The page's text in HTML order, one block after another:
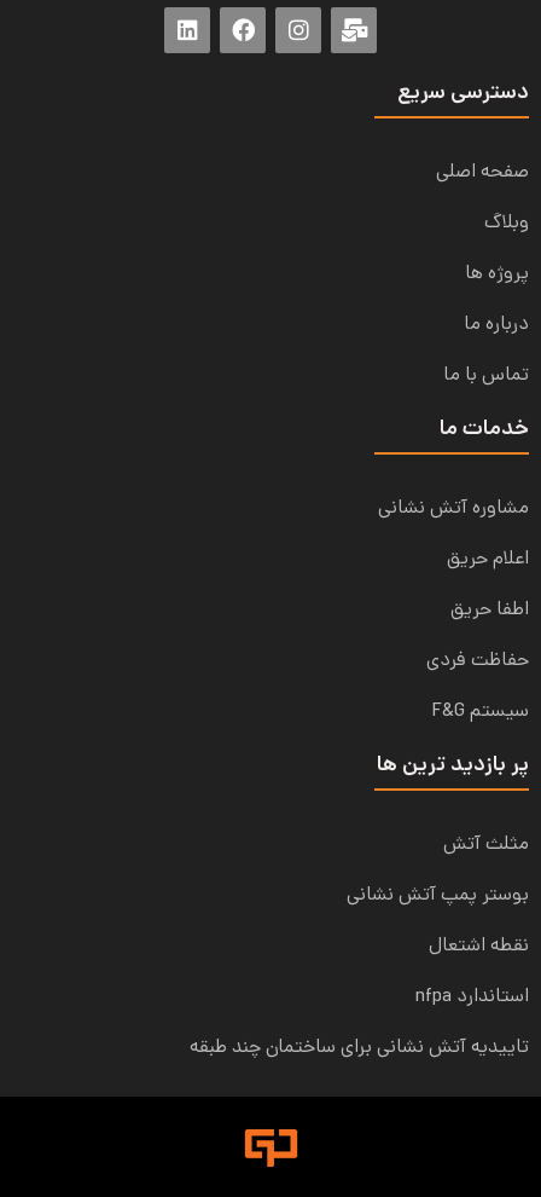
دسترسی سریع
صفحه اصلی
وبلاگ
پروژه ها
درباره ما
تماس با ما
خدمات ما
مشاوره آتش نشانی
اعلام حریق
اطفا حریق
حفاظت فردی
سیستم F&G
پر بازدید ترین ها
مثلث آتش
بوستر پمپ آتش نشانی
نقطه اشتعال
استاندارد nfpa
تاییدیه آتش نشانی برای ساختمان چند طبقه